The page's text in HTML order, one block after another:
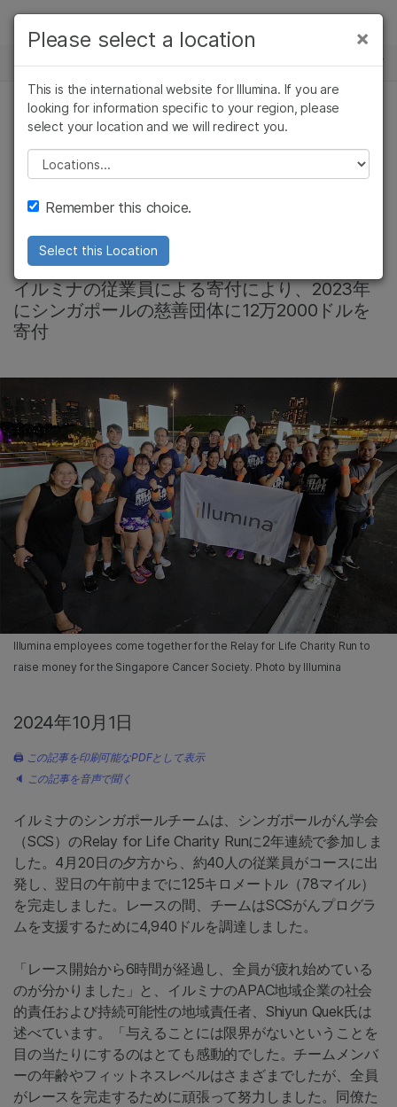
Skip to content
ソリューション
ラーニング
企業情報
サポート
お気に入りの分野を選択
ニュースセンター
イルミナのシンガポ
ールチームががんと
闘う
イルミナの従業員による寄付により、2023年
にシンガポールの慈善団体に12万2000ドルを
寄付
Illumina employees come together for the Relay for Life Charity Run to
raise money for the Singapore Cancer Society. Photo by Illumina
2024年10月1日
🖨 この記事を印刷可能なPDFとして表示
🔈 この記事を音声で聞く
イルミナのシンガポールチームは、シンガポールがん学会
（SCS）のRelay for Life Charity Runに2年連続で参加しま
した。4月20日の夕方から、約40人の従業員がコースに出
発し、翌日の午前中までに125キロメートル（78マイル）
を完走しました。レースの間、チームはSCSがんプログラ
ムを支援するために4,940ドルを調達しました。
「レース開始から6時間が経過し、全員が疲れ始めている
のが分かりました」と、イルミナのAPAC地域企業の社会
的責任および持続可能性の地域責任者、Shiyun Quek氏は
述べています。「与えることには限界がないということを
目の当たりにするのはとても感動的でした。チームメンバ
ーの年齢やフィットネスレベルはさまざまでしたが、全員
がレースを完走するために頑張って努力しました。同僚た
×
Please select a location
This is the international website for Illumina. If you are
looking for information specific to your region, please
select your location and we will redirect you.
Please select a location
Remember this choice.
Select this Location
×
がん研究
微生物研究
農学研究
複雑な疾患
臨床オンコロジー
生殖医学
患研究